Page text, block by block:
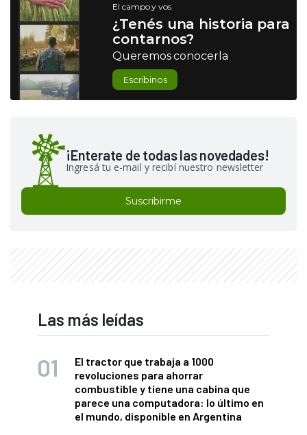
El campo y vos
¿Tenés una historia para
contarnos?
Queremos conocerla
Escribinos
¡Enterate de todas las novedades!
Ingresá tu e-mail y recibí nuestro newsletter
Suscribirme
Las más leídas
El tractor que trabaja a 1000
revoluciones para ahorrar
combustible y tiene una cabina que
parece una computadora: lo último en
el mundo, disponible en Argentina